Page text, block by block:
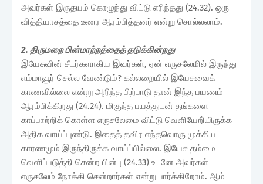
அவர்கள் இருதயம் கொழுந்து விட்டு எரிந்தது (24.32). ஒரு
வித்தியாசத்தை உணர ஆரம்பித்தனர் என்று சொல்லலாம்.
2. திருமறை பின்மாற்றத்தைத் தடுக்கின்றது
இயேசுவின் சீடர்களாகிய இவர்கள், ஏன் எருசலேமில் இருந்து
எம்மாவூர் செல்ல வேண்டும்? கல்லறையில் இயேசுவைக்
காணவில்லை என்று அறிந்த பிற்பாடு தான் இந்த பயணம்
ஆரம்பிக்கிறது (24.24). மிகுந்த பயத்துடன் தங்களை
காப்பாற்றிக் கொள்ள எருசலேமை விட்டு வெளியேறி்யிருக்க
அதிக வாய்ப்புண்டு. இதைத் தவிர எந்தவொரு முக்கிய
காரணமும் இருந்திருக்க வாய்ப்பில்லை. இயேசு தம்மை
வெளிப்படுத்தி சென்ற பின்பு (24.33) உடனே அவர்கள்
எருசலேம் நோக்கி சென்றார்கள் என்று பார்க்கிறோம். ஆம்